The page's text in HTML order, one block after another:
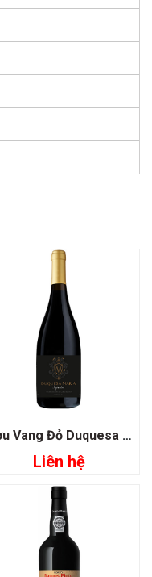
Rượu Vang Đỏ Duquesa Maria Superior
Liên hệ